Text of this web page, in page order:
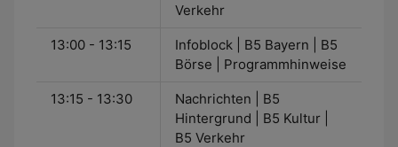
Verkehr
13:00 - 13:15
Infoblock | B5 Bayern | B5
Börse | Programmhinweise
13:15 - 13:30
Nachrichten | B5
Hintergrund | B5 Kultur |
B5 Verkehr